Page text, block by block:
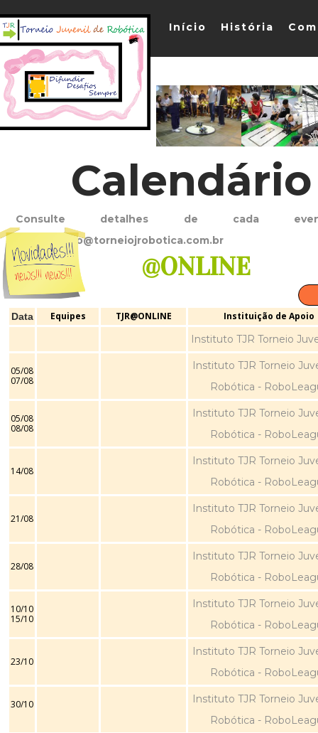
Início História
Consulte detalhes de cada
organizacao@torneiojrobotica.com.br
Data Equipes TJR@ONLINE Instituição de Apoio
Instituto TJR Torneio
05/08
07/08
Instituto TJR Torneio
Robótica -
05/08
08/08
Instituto TJR Torneio
Robótica -
14/08
Instituto TJR Torneio
Robótica -
21/08
Instituto TJR Torneio
Robótica -
28/08
Instituto TJR Torneio
Robótica -
10/10
15/10
Instituto TJR Torneio
Robótica -
23/10
Instituto TJR Torneio
Robótica -
30/10
Instituto TJR Torneio
Robótica -
@ONLINE